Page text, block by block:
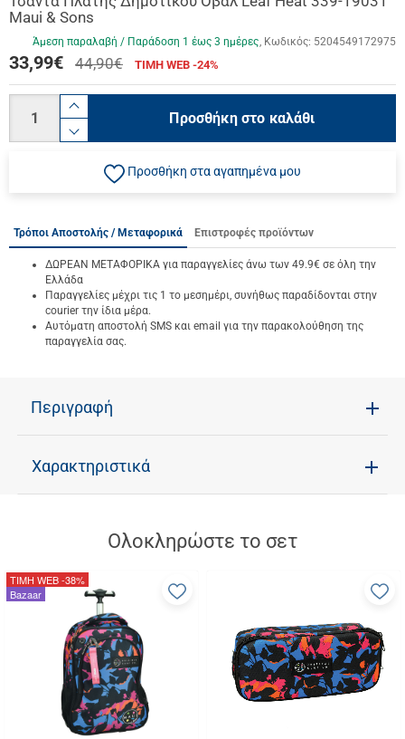
Maui & Sons
Άμεση παραλαβή / Παράδoση 1 έως 3 ημέρες Κωδικός: 5204549172975
33,99€ 44,90€ ΤΙΜΗ WEB -24%
product.increase.quantity
product.decrease.quantity
Προσθήκη στο καλάθι
Προσθήκη στα αγαπημένα μου
Τρόποι Αποστολής / Μεταφορικά Επιστροφές προϊόντων
ΔΩΡΕΑΝ ΜΕΤΑΦΟΡΙΚΑ για παραγγελίες άνω των 49.9€ σε όλη την
Ελλάδα
Παραγγελίες μέχρι τις 1 το μεσημέρι, συνήθως παραδίδονται στην
courier την ίδια μέρα.
Αυτόματη αποστολή SMS και email για την παρακολούθηση της
παραγγελία σας.
Περιγραφή
Χαρακτηριστικά
Ολοκληρώστε το σετ
ΤΙΜΗ WEB-38%
Bazaar
Προσθήκη
αγαπημένα